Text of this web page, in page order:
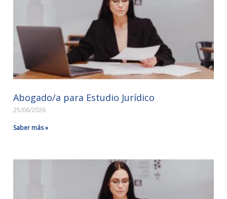
Abogado/a para Estudio Jurídico
25/06/2026
Saber más »